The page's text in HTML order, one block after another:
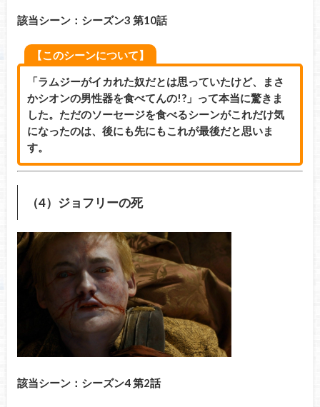
該当シーン：シーズン3 第10話
【このシーンについて】
「ラムジーがイカれた奴だとは思っていたけど、まさ
かシオンの男性器を食べてんの!?」って本当に驚きま
した。ただのソーセージを食べるシーンがこれだけ気
になったのは、後にも先にもこれが最後だと思いま
す。
（4）ジョフリーの死
該当シーン：シーズン4 第2話